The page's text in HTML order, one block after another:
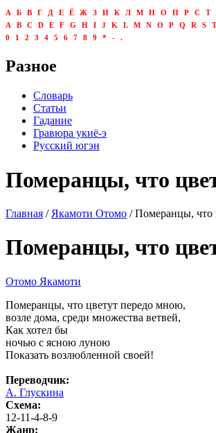
А Б В Г Д Е Ё Ж З И К Л М Н О П Р С Т
A
B C D E F G H I J K L M N O P Q R S T
0
1 2 3 4 5 6 7 8 9 * - .
Разное
Словарь
Статьи
Гадание
Гравюра укиё-э
Русский югэн
Померанцы, что
Главная / Якамоти Отомо / Померанцы, что
Померанцы, что
Отомо Якамоти
Померанцы, что цветут передо мною,
возле дома, среди множества ветвей,
Как хотел бы
ночью с ясною луною
Показать возлюбленной своей!
Переводчик:
А. Глускина
Схема:
12-11-4-8-9
Жанр: